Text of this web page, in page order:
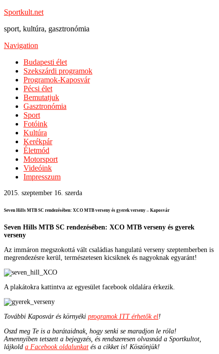
Sportkult.net
sport, kultúra, gasztronómia
Navigation
Budapesti élet
Szekszárdi programok
Programok-Kaposvár
Pécsi élet
Bemutatjuk
Gasztronómia
Sport
Fotóink
Kultúra
Kerékpár
Életmód
Motorsport
Videóink
Impresszum
2015. szeptember 16. szerda
Seven Hills MTB SC rendezésében: XCO MTB verseny és gyerek verseny – Kaposvár
Seven Hills MTB SC rendezésében: XCO MTB verseny és gyerek
verseny
Az immáron megszokottá vált családias hangulatú verseny szeptemberben is
megrendezésre kerül, természetesen kicsiknek és nagyoknak egyaránt!
A plakátokra kattintva az egyesület facebook oldalára érkezik.
További Kaposvár és környéki programok ITT érhetők el!
Oszd meg Te is a barátaidnak, hogy senki se maradjon le róla!
Amennyiben tetszett a bejegyzés, és rendszeresen olvasnád a Sportkultot,
lájkold a Facebook oldalunkat és a cikket is! Köszönjük!